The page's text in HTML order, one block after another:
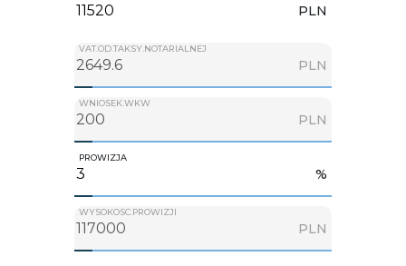
PLN
VAT.OD.TAKSY.NOTARIALNEJ
PLN
WNIOSEK.WKW
PLN
PROWIZJA
%
WYSOKOSC.PROWIZJI
PLN